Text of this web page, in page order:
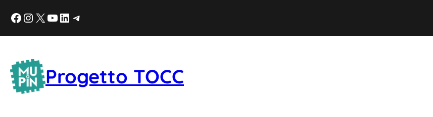
Progetto TOCC